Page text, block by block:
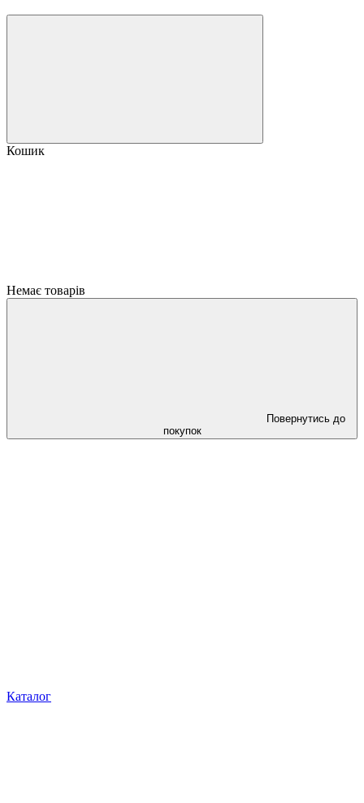
Кошик
Немає товарів
Повернутись до
покупок
Каталог